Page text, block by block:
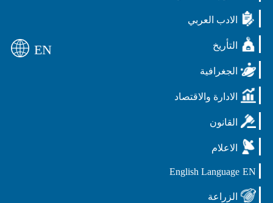
الادب العربي
التأريخ
الجغرافية
الادارة والاقتصاد
القانون
الاعلام
EN
English Language
الزراعة
EN